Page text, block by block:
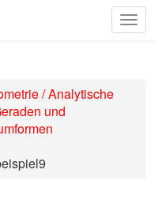
/ Analytische
und